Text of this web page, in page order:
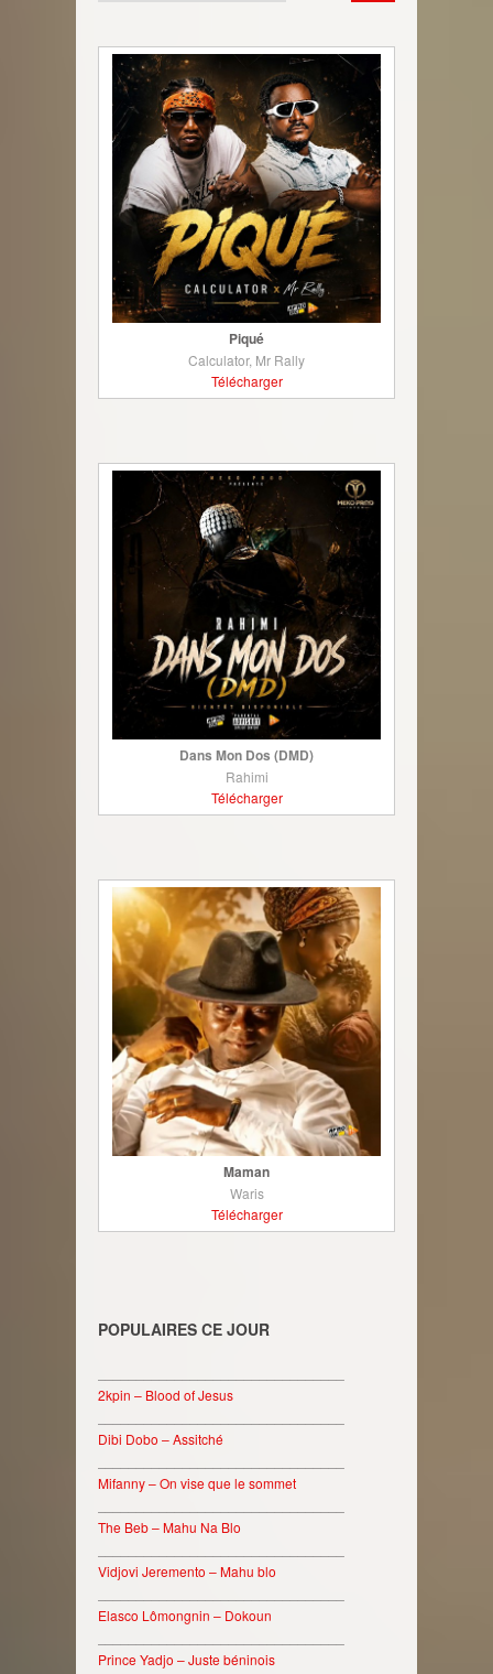
Piqué
Calculator, Mr Rally
Télécharger
Dans Mon Dos (DMD)
Rahimi
Télécharger
Maman
Waris
Télécharger
POPULAIRES CE JOUR
2kpin – Blood of Jesus
Dibi Dobo – Assitché
Mifanny – On vise que le sommet
The Beb – Mahu Na Blo
Vidjovi Jeremento – Mahu blo
Elasco Lômongnin – Dokoun
Prince Yadjo – Juste béninois